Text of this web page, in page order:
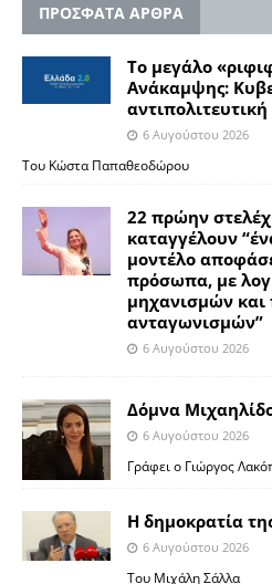
ΠΡΟΣΦΑΤΑ ΑΡΘΡΑ
Το μεγάλο
Ανάκαμψης:
6 Αυγούστου 2026
Του Κώστα Παπαθεοδώρου
22 πρώην
καταγγέλουν
μοντέλο
πρόσωπα, με
μηχανισμών
ανταγωνισμών”
6 Αυγούστου 2026
Δόμνα
6 Αυγούστου 2026
Γράφει ο Γιώργος
Η δημοκρατία
6 Αυγούστου 2026
Του Μιχάλη Σάλλα